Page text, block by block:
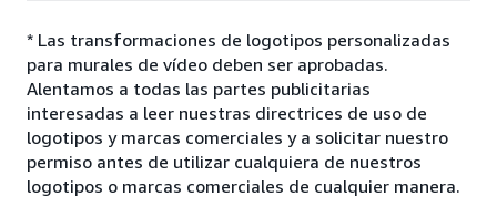
* Las transformaciones de logotipos personalizadas
para murales de vídeo deben ser aprobadas.
Alentamos a todas las partes publicitarias
interesadas a leer nuestras directrices de uso de
logotipos y marcas comerciales y a solicitar nuestro
permiso antes de utilizar cualquiera de nuestros
logotipos o marcas comerciales de cualquier manera.